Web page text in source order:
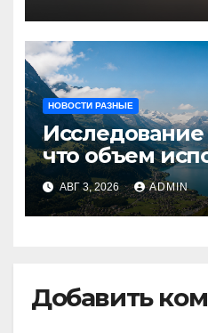
НОВОСТИ РАЗНЫЕ
Исследование
что объем
криптовалют
в два раза
аналогичный
АВГ 3, 2026 ADMIN
Добавить